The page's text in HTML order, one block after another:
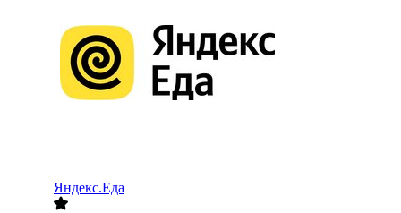
Яндекс.Еда